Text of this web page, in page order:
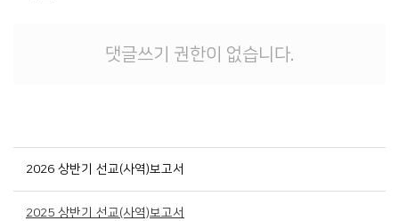
댓글쓰기 권한이 없습니다.
2026 상반기 선교(사역)보고서
2025 상반기 선교(사역)보고서